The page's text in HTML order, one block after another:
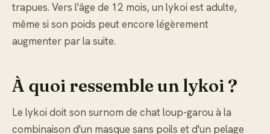
trapues. Vers l'âge de 12 mois, un lykoi est adulte,
même si son poids peut encore légèrement
augmenter par la suite.
À quoi ressemble un lykoi ?
Le lykoi doit son surnom de chat loup-garou à la
combinaison d'un masque sans poils et d'un pelage